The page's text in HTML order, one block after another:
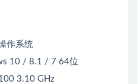
作系统
10 / 8.1 / 7 64位
3.10 GHz